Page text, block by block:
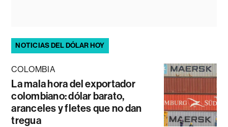
NOTICIAS DEL DÓLAR HOY
COLOMBIA
La mala hora del exportador
colombiano: dólar barato,
aranceles y fletes que no dan
tregua